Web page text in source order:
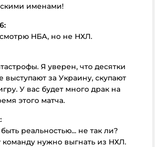
именами!
НБА, но не НХЛ.
Я уверен, что десятки
выступают за Украину, скупают
У вас будет много драк на
этого матча.
реальностью... не так ли?
команду нужно выгнать из НХЛ.